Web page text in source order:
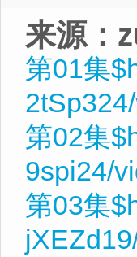
来源：
第01集
第02集
9spi24/
第03集